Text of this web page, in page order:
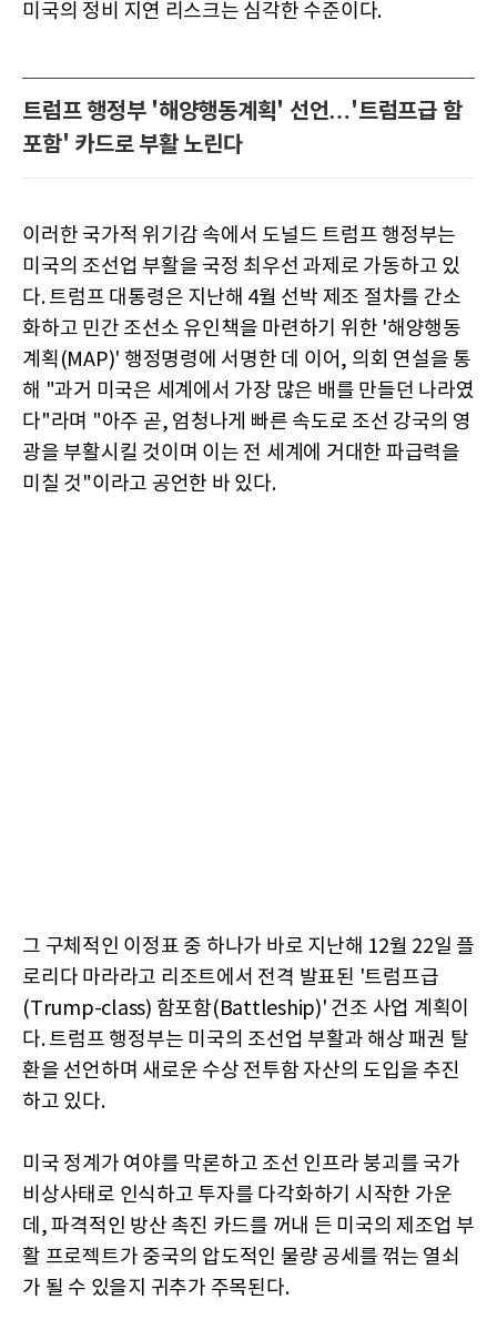
미국의 정비 지연 리스크는 심각한 수준이다.
트럼프 행정부 '해양행동계획' 선언…'트럼프급 함
포함' 카드로 부활 노린다
이러한 국가적 위기감 속에서 도널드 트럼프 행정부는
미국의 조선업 부활을 국정 최우선 과제로 가동하고 있
다. 트럼프 대통령은 지난해 4월 선박 제조 절차를 간소
화하고 민간 조선소 유인책을 마련하기 위한 '해양행동
계획(MAP)' 행정명령에 서명한 데 이어, 의회 연설을 통
해 "과거 미국은 세계에서 가장 많은 배를 만들던 나라였
다"라며 "아주 곧, 엄청나게 빠른 속도로 조선 강국의 영
광을 부활시킬 것이며 이는 전 세계에 거대한 파급력을
미칠 것"이라고 공언한 바 있다.
그 구체적인 이정표 중 하나가 바로 지난해 12월 22일 플
로리다 마라라고 리조트에서 전격 발표된 '트럼프급
(Trump-class) 함포함(Battleship)' 건조 사업 계획이
다. 트럼프 행정부는 미국의 조선업 부활과 해상 패권 탈
환을 선언하며 새로운 수상 전투함 자산의 도입을 추진
하고 있다.
미국 정계가 여야를 막론하고 조선 인프라 붕괴를 국가
비상사태로 인식하고 투자를 다각화하기 시작한 가운
데, 파격적인 방산 촉진 카드를 꺼내 든 미국의 제조업 부
활 프로젝트가 중국의 압도적인 물량 공세를 꺾는 열쇠
가 될 수 있을지 귀추가 주목된다.